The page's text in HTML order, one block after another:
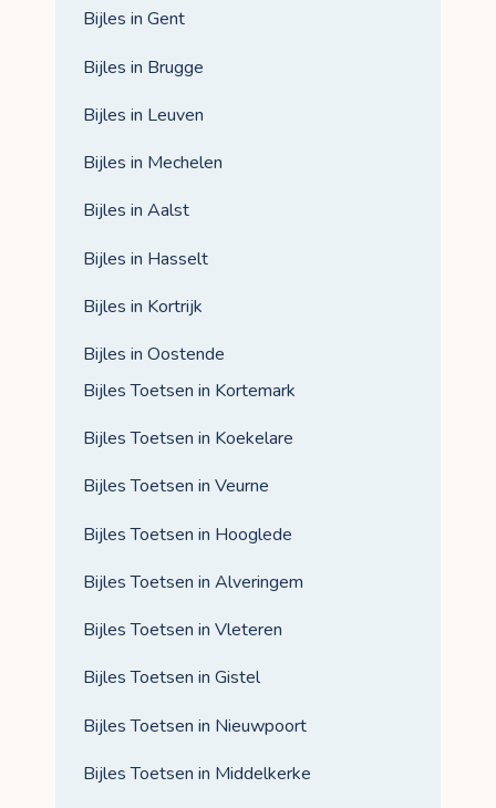
Bijles in Gent
Bijles in Brugge
Bijles in Leuven
Bijles in Mechelen
Bijles in Aalst
Bijles in Hasselt
Bijles in Kortrijk
Bijles in Oostende
Bijles Toetsen in Kortemark
Bijles Toetsen in Koekelare
Bijles Toetsen in Veurne
Bijles Toetsen in Hooglede
Bijles Toetsen in Alveringem
Bijles Toetsen in Vleteren
Bijles Toetsen in Gistel
Bijles Toetsen in Nieuwpoort
Bijles Toetsen in Middelkerke